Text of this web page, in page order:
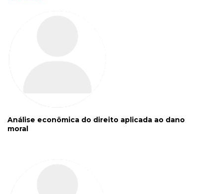
Análise econômica do direito aplicada ao dano
moral